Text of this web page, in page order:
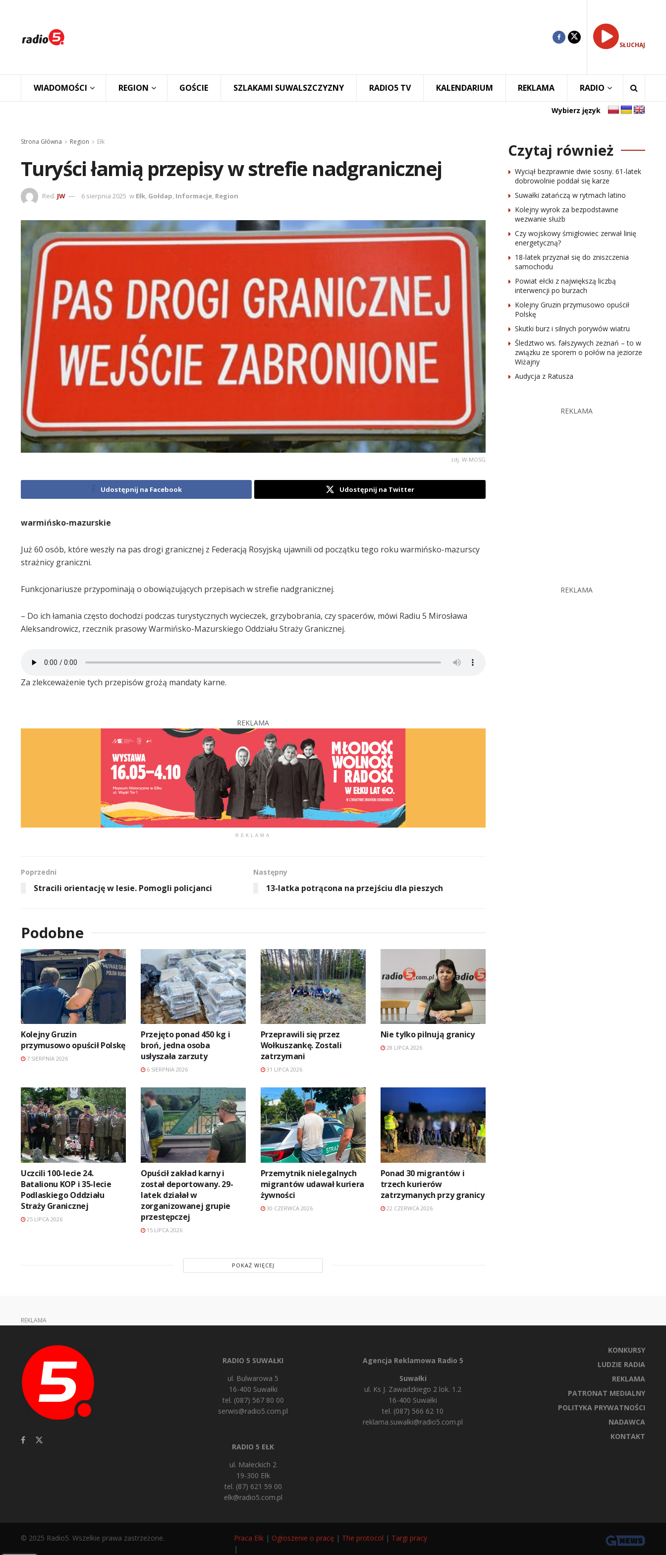
SŁUCHAJ
WIADOMOŚCI REGION GOŚCIE SZLAKAMI SUWALSZCZYZNY RADIO5 TV KALENDARIUM REKLAMA RADIO
Wybierz język
Strona Główna Region Ełk
Turyści łamią przepisy w strefie nadgranicznej
Red. JW 6 sierpnia 2025 w Ełk, Gołdap, Informacje, Region
zdj. W-MOSG
Udostępnij na Facebook Udostępnij na Twitter
warmińsko-mazurskie
Już 60 osób, które weszły na pas drogi granicznej z Federacją Rosyjską ujawnili od początku tego roku warmińsko-mazurscy
strażnicy graniczni.
Funkcjonariusze przypominają o obowiązujących przepisach w strefie nadgranicznej.
– Do ich łamania często dochodzi podczas turystycznych wycieczek, grzybobrania, czy spacerów, mówi Radiu 5 Mirosława
Aleksandrowicz, rzecznik prasowy Warmińsko-Mazurskiego Oddziału Straży Granicznej.
Za zlekceważenie tych przepisów grożą mandaty karne.
REKLAMA
REKLAMA
Poprzedni
Stracili orientację w lesie. Pomogli policjanci
Następny
13-latka potrącona na przejściu dla pieszych
Podobne
Kolejny Gruzin
przymusowo opuścił Polskę
7 SIERPNIA 2026
Przejęto ponad 450 kg i
broń, jedna osoba
usłyszała zarzuty
6 SIERPNIA 2026
Przeprawili się przez
Wołkuszankę. Zostali
zatrzymani
31 LIPCA 2026
Nie tylko pilnują granicy
28 LIPCA 2026
Uczcili 100-lecie 24.
Batalionu KOP i 35-lecie
Podlaskiego Oddziału
Straży Granicznej
25 LIPCA 2026
Opuścił zakład karny i
został deportowany. 29-
latek działał w
zorganizowanej grupie
przestępczej
15 LIPCA 2026
Przemytnik nielegalnych
migrantów udawał kuriera
żywności
30 CZERWCA 2026
Ponad 30 migrantów i
trzech kurierów
zatrzymanych przy granicy
22 CZERWCA 2026
POKAŻ WIĘCEJ
Czytaj również
Wyciął bezprawnie dwie sosny. 61-latek
dobrowolnie poddał się karze
Suwałki zatańczą w rytmach latino
Kolejny wyrok za bezpodstawne
wezwanie służb
Czy wojskowy śmigłowiec zerwał linię
energetyczną?
18-latek przyznał się do zniszczenia
samochodu
Powiat ełcki z największą liczbą
interwencji po burzach
Kolejny Gruzin przymusowo opuścił
Polskę
Skutki burz i silnych porywów wiatru
Śledztwo ws. fałszywych zeznań – to w
związku ze sporem o połów na jeziorze
Wiżajny
Audycja z Ratusza
REKLAMA
REKLAMA
REKLAMA
RADIO 5 SUWAŁKI
ul. Bulwarowa 5
16-400 Suwałki
tel. (087) 567 80 00
serwis@radio5.com.pl
RADIO 5 EŁK
ul. Małeckich 2
19-300 Ełk
tel. (87) 621 59 00
elk@radio5.com.pl
Agencja Reklamowa Radio 5
Suwałki
ul. Ks J. Zawadzkiego 2 lok. 1.2
16-400 Suwałki
tel. (087) 566 62 10
reklama.suwalki@radio5.com.pl
KONKURSY
LUDZIE RADIA
REKLAMA
PATRONAT MEDIALNY
POLITYKA PRYWATNOŚCI
NADAWCA
KONTAKT
© 2025 Radio5. Wszelkie prawa zastrzeżone. Praca Ełk | Ogłoszenie o pracę | The protocol | Targi pracy
|